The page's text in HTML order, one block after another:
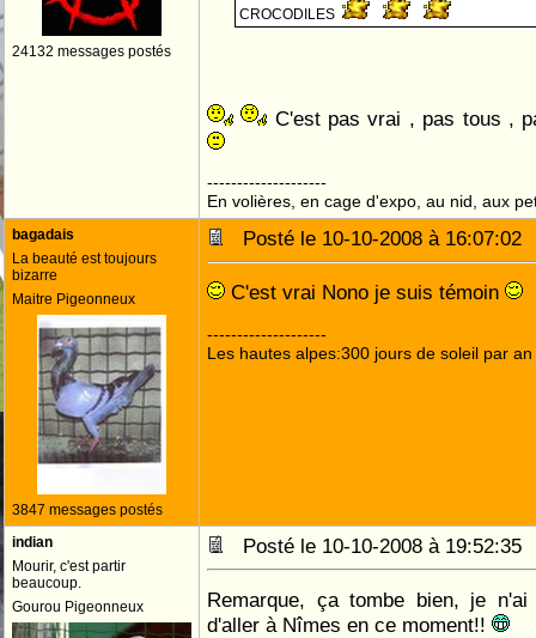
24132 messages postés
CROCODILES
C'est pas vrai , pas tous ,
--------------------
En volières, en cage d'expo, au nid, aux
bagadais
La beauté est toujours
bizarre
Maitre Pigeonneux
3847 messages postés
Posté le 10-10-2008 à
C'est vrai Nono je suis témoin
--------------------
Les hautes alpes:300 jours de soleil par an
indian
Mourir, c'est partir
beaucoup.
Gourou Pigeonneux
Posté le 10-10-2008 à
Remarque, ça tombe bien, je
d'aller à Nîmes en ce moment!!